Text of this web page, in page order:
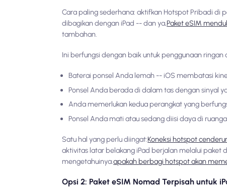
Cara paling sederhana: aktifkan Hotspot Pribadi di
dibagikan dengan iPad -- dan ya,Paket eSIM
tambahan.
Ini berfungsi dengan baik untuk penggunaan
Baterai ponsel Anda lemah -- iOS membatasi
Ponsel Anda berada di dalam tas dengan sinyal
Anda memerlukan kedua perangkat yang
Ponsel Anda mati atau sedang diisi daya di
Satu hal yang perlu diingat:Koneksi hotspot
aktivitas latar belakang iPad berjalan melalui
mengetahuinya.apakah berbagi hotspot akan
Opsi 2: Paket eSIM Nomad Terpisah untuk